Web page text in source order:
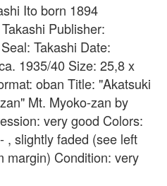
Ito born 1894
Publisher:
Takashi Date:
1935/40 Size: 25,8 x
oban Title: "Akatsuki
Mt. Myoko-zan by
very good Colors:
, slightly faded (see left
margin) Condition: very